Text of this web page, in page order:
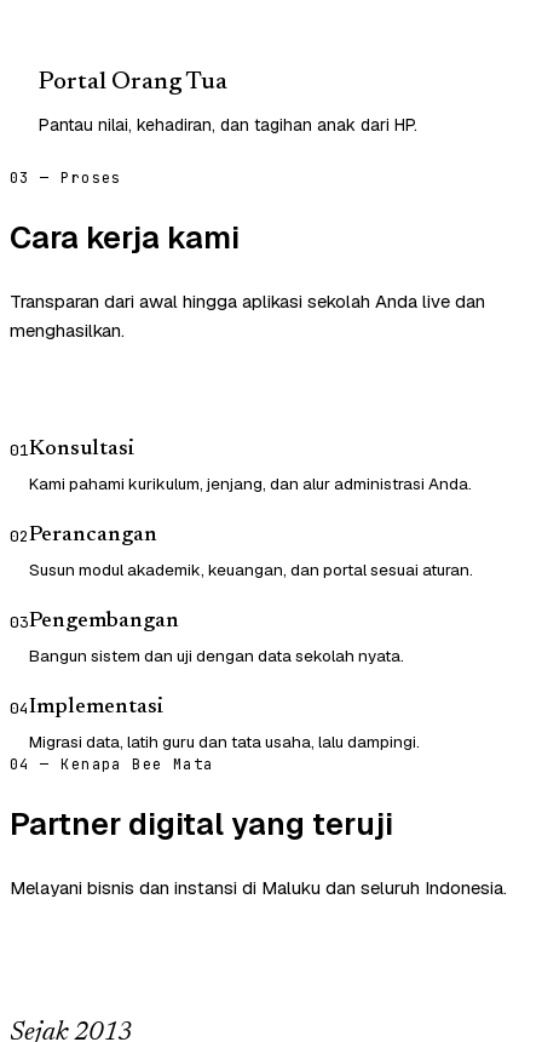
Portal Orang Tua
Pantau nilai, kehadiran, dan tagihan anak dari HP.
03 — Proses
Cara kerja kami
Transparan dari awal hingga aplikasi sekolah Anda live dan
menghasilkan.
01Konsultasi
Kami pahami kurikulum, jenjang, dan alur administrasi Anda.
02Perancangan
Susun modul akademik, keuangan, dan portal sesuai aturan.
03Pengembangan
Bangun sistem dan uji dengan data sekolah nyata.
04Implementasi
Migrasi data, latih guru dan tata usaha, lalu dampingi.
04 — Kenapa Bee Mata
Partner digital yang teruji
Melayani bisnis dan instansi di Maluku dan seluruh Indonesia.
Sejak 2013